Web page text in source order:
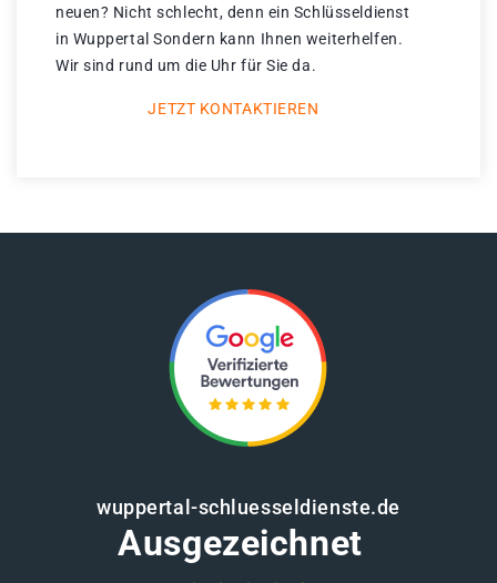
neuen? Nicht schlecht, denn ein Schlüsseldienst
in Wuppertal Sondern kann Ihnen weiterhelfen.
Wir sind rund um die Uhr für Sie da.
JETZT KONTAKTIEREN
wuppertal-schluesseldienste.de
Ausgezeichnet